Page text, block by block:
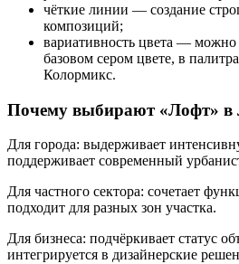
чёткие линии — создание
композиций;
вариативность цвета — можно
базовом сером цвете, в
Колормикс.
Почему выбирают «Лофт» в
Для города: выдерживает
поддерживает современный
Для частного сектора: сочетает
подходит для разных зон участка.
Для бизнеса: подчёркивает статус
интегрируется в дизайнерские